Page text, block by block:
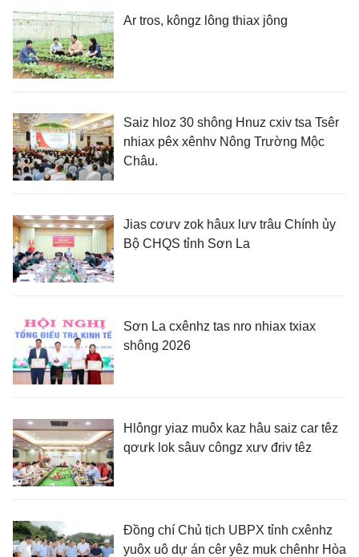
Ar tros, kôngz lông thiax jông
Saiz hloz 30 shông Hnuz cxiv tsa Tsêr
nhiax pêx xênhv Nông Trường Mộc
Châu.
Jias cơưv zok hâux lưv trâu Chính ủy
Bộ CHQS tỉnh Sơn La
Sơn La cxênhz tas nro nhiax txiax
shông 2026
Hlôngr yiaz muôx kaz hâu saiz car têz
qơưk lok sâuv côngz xưv đriv têz
Đồng chí Chủ tịch UBPX tỉnh cxênhz
yuôx uô dự án cêr yêz muk chênhr Hòa